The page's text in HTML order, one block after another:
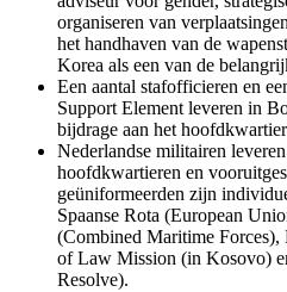
organiseren van
het handhaven van de
Korea als een van de
Een aantal stafofficieren en
Support Element leveren in
bijdrage aan het
Nederlandse militairen
hoofdkwartieren en
geüniformeerden zijn
Spaanse Rota (European
(Combined Maritime Forces),
of Law Mission (in Kosovo)
Resolve).